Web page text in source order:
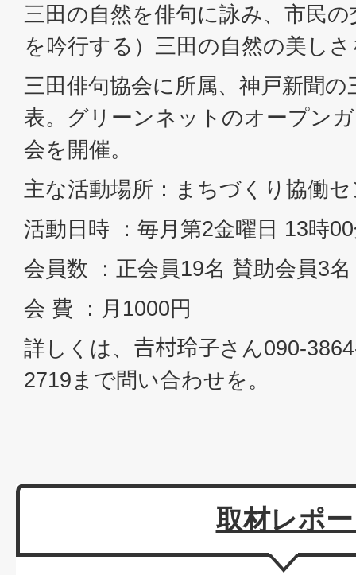
三田の自然を俳句に詠み、市民
を吟行する）三田の自然の美し
三田俳句協会に所属、神戸新聞
表。グリーンネットのオープン
会を開催。
主な活動場所：まちづくり協働
活動日時 ：毎月第2金曜日 13時
会員数 ：正会員19名 賛助会員3名
会 費 ：月1000円
詳しくは、𠮷村玲子さん090-
2719まで問い合わせを。
取材レポ